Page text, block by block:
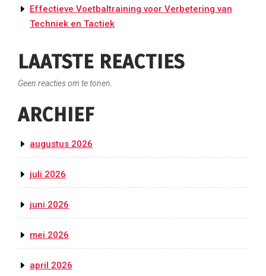
Effectieve Voetbaltraining voor Verbetering van
Techniek en Tactiek
LAATSTE REACTIES
Geen reacties om te tonen.
ARCHIEF
augustus 2026
juli 2026
juni 2026
mei 2026
april 2026